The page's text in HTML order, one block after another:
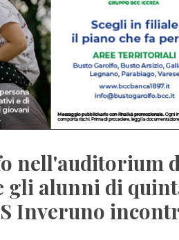
nell'auditorium
gli alunni di
Inveruno